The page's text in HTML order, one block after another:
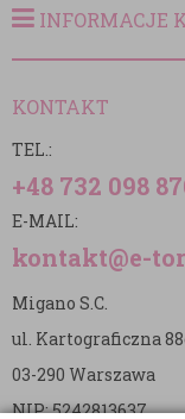
INFORMACJE
KONTAKT
TEL.:
+48 732 098
E-MAIL:
kontakt@e-
Migano S.C.
ul. Kartograficzna
03-290 Warszawa
NIP: 5242813637